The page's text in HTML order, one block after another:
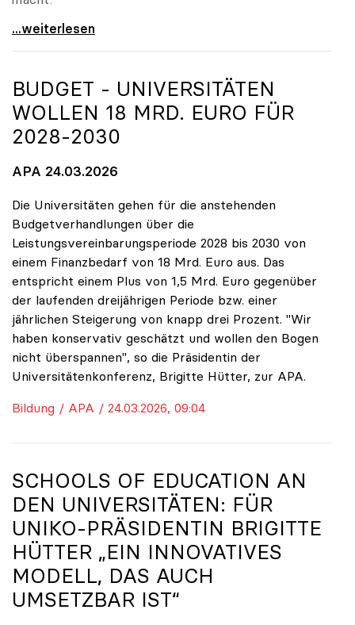
uniko zu FORWIT-Analyse: Wichtige Themen
...weiterlesen
BUDGET - UNIVERSITÄTEN
WOLLEN 18 MRD. EURO FÜR
2028-2030
APA 24.03.2026
Die Universitäten gehen für die anstehenden
Budgetverhandlungen über die
Leistungsvereinbarungsperiode 2028 bis 2030 von
einem Finanzbedarf von 18 Mrd. Euro aus. Das
entspricht einem Plus von 1,5 Mrd. Euro gegenüber
der laufenden dreijährigen Periode bzw. einer
jährlichen Steigerung von knapp drei Prozent. "Wir
haben konservativ geschätzt und wollen den Bogen
nicht überspannen", so die Präsidentin der
Universitätenkonferenz, Brigitte Hütter, zur APA.
Bildung / APA / 24.03.2026, 09:04
SCHOOLS OF EDUCATION AN
DEN UNIVERSITÄTEN: FÜR
UNIKO-PRÄSIDENTIN BRIGITTE
HÜTTER „EIN INNOVATIVES
MODELL, DAS AUCH
UMSETZBAR IST“